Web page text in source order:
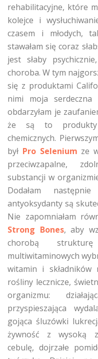
rehabilitacyjne, które
kolejce i
czasem i młodych,
stawałam się coraz
jest słaby
choroba. W tym
się z produktami
nimi moja serdeczna
obdarzyłam je
że są to produkty
chemicznych.
był Pro Selenium ze
przeciwzapalne,
substancji w
Dodałam następnie
antyoksydanty są
Nie zapomniałam
Strong Bones, aby
chorobą
multiwitaminowych
witamin i składników
rośliny lecznicze,
organizmu:
przyspieszająca
gojąca śluzówki
żywność z wysoką
cebulę, dojrzałe